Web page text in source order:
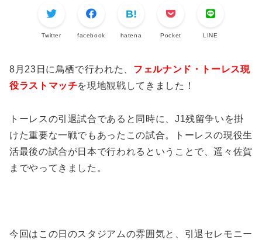
Twitter facebook hatena Pocket LINE
8月23日に鳥栖で行われた、 フェルナンド・トーレス現
役ラストマッチを現地観戦してきました！
トーレスの引退試合であると同時に、J1残留争いを掛
けた重要な一戦でもあったこの試合。トーレスの現役生
活最後の試合が日本で行われるということで、遥々佐賀
までやってきました。
今回はこの日のスタジアムの雰囲気と、引退セレモニー